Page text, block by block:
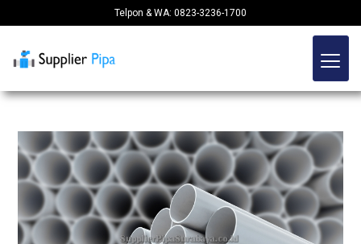
Telpon & WA: 0823-3236-1700